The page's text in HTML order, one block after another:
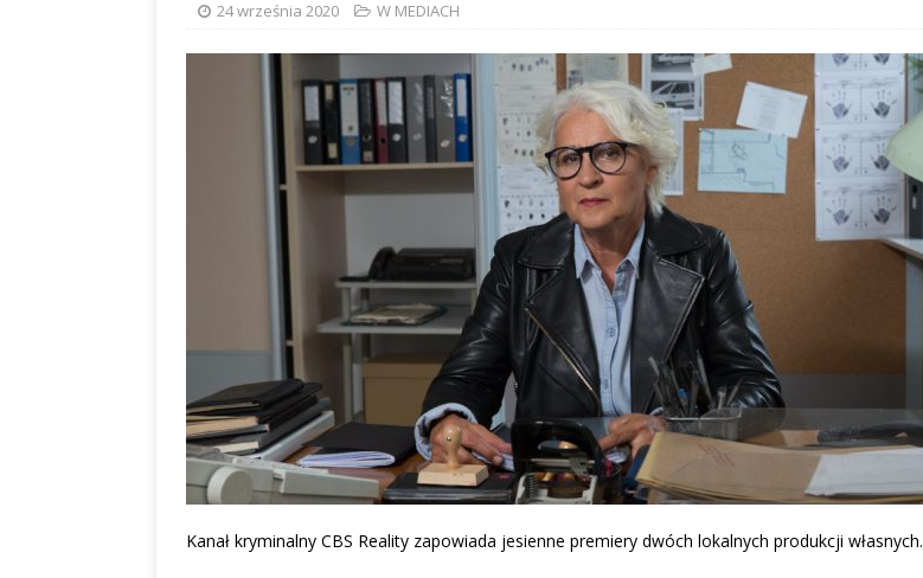
albo dylematy producentów czyli jak nie ulegać presji?
24 września 2020 W MEDIACH
Kanał kryminalny CBS Reality zapowiada jesienne premiery dwóch lokalnych produkcji własnych.